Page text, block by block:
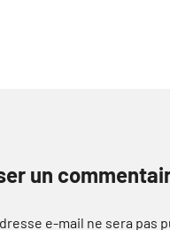
un
e-mail ne sera pas